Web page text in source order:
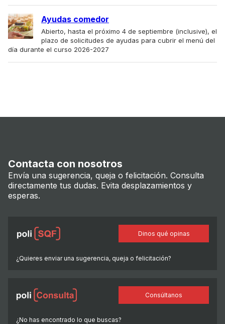
Ayudas comedor
Abierto, hasta el próximo 4 de septiembre (inclusive), el
plazo de solicitudes de ayudas para cubrir el menú del
día durante el curso 2026-2027
Contacta con nosotros
Envía una sugerencia, queja o felicitación. Consulta
directamente tus dudas. Evita desplazamientos y
esperas.
¿Quieres enviar una sugerencia, queja o felicitación?
Dinos qué opinas
¿No has encontrado lo que buscas?
Consúltanos